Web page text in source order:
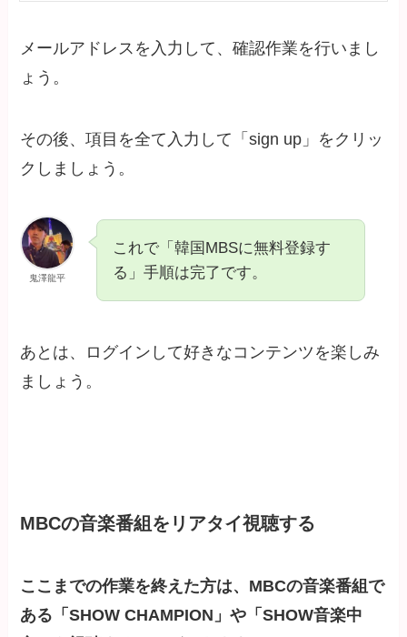
メールアドレスを入力して、確認作業を行いまし
ょう。
その後、項目を全て入力して「sign up」をクリッ
クしましょう。
鬼澤龍平
これで「韓国MBSに無料登録す
る」手順は完了です。
あとは、ログインして好きなコンテンツを楽しみ
ましょう。
MBCの音楽番組をリアタイ視聴する
ここまでの作業を終えた方は、MBCの音楽番組で
ある「SHOW CHAMPION」や「SHOW音楽中